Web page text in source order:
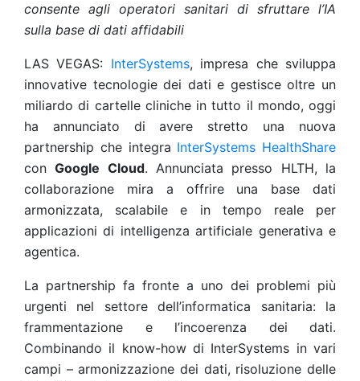
consente agli operatori sanitari di sfruttare l’IA
sulla base di dati affidabili
LAS VEGAS: InterSystems, impresa che sviluppa
innovative tecnologie dei dati e gestisce oltre un
miliardo di cartelle cliniche in tutto il mondo, oggi
ha annunciato di avere stretto una nuova
partnership che integra InterSystems HealthShare
conGoogle Cloud. Annunciata presso HLTH, la
collaborazione mira a offrire una base dati
armonizzata, scalabile e in tempo reale per
applicazioni di intelligenza artificiale generativa e
agentica.
La partnership fa fronte a uno dei problemi più
urgenti nel settore dell’informatica sanitaria: la
frammentazione e l’incoerenza dei dati.
Combinando il know-how di InterSystems in vari
campi – armonizzazione dei dati, risoluzione delle